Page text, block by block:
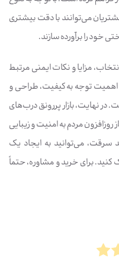
می‌توانند با دقت بیشتری
خود را برآورده سازند.
مزایا و نکات ایمنی مرتبط
توجه به کیفیت، طراحی و
نهایت، بازار پررونق درب‌های
مردم به امنیت و زیبایی
می‌توانید به ایجاد یک
کنید. برای خرید و مشاوره، حتماً